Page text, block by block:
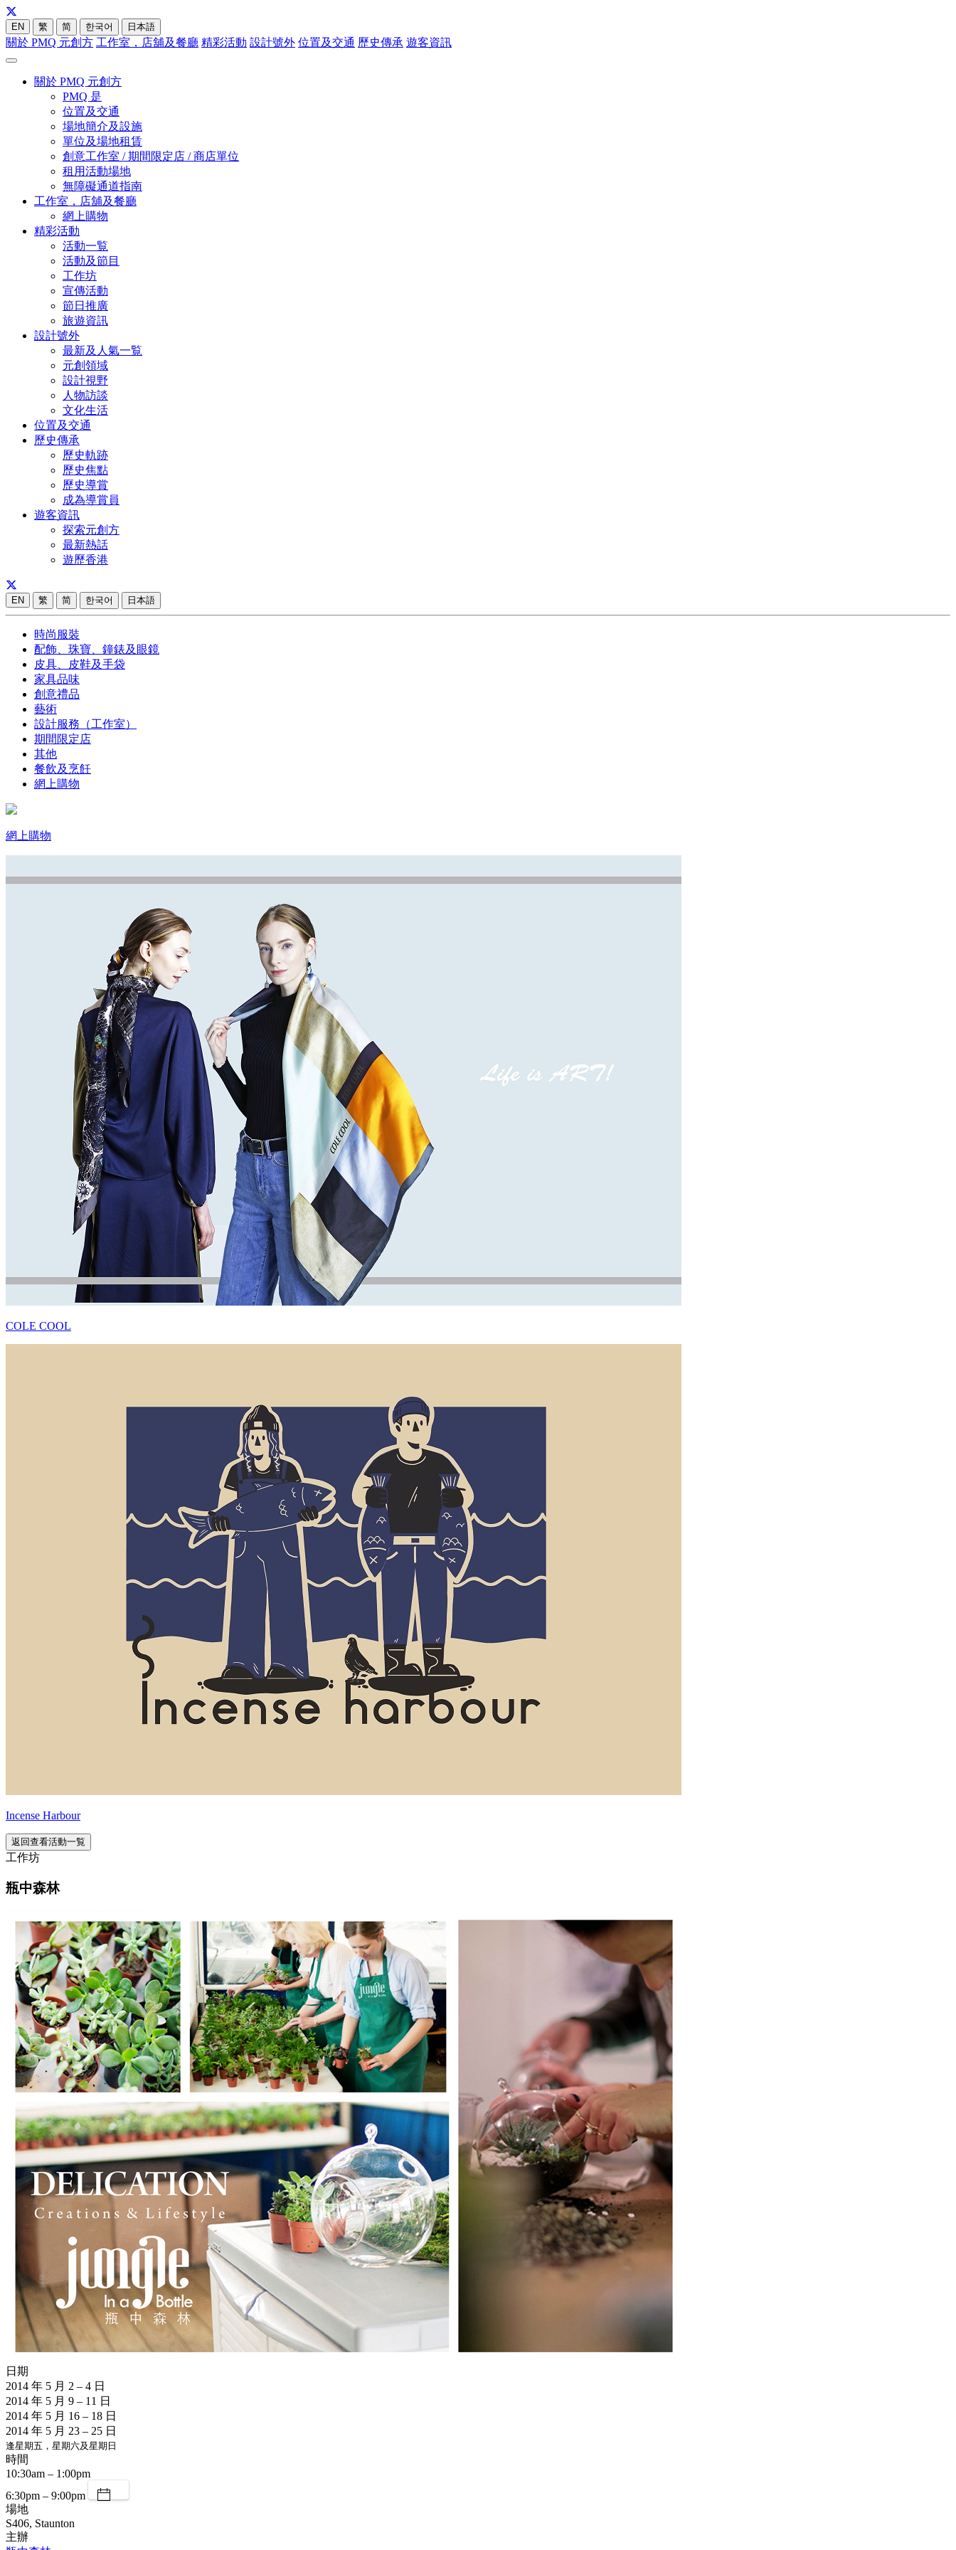
EN 繁 简 한국어 日本語
關於 PMQ 元創方 工作室，店舖及餐廳 精彩活動 設計號外 位置及交通 歷史傳承 遊客資訊
關於 PMQ 元創方
PMQ 是
位置及交通
場地簡介及設施
單位及場地租賃
創意工作室 / 期間限定店 / 商店單位
租用活動場地
無障礙通道指南
工作室，店舖及餐廳
網上購物
精彩活動
活動一覧
活動及節目
工作坊
宣傳活動
節日推廣
旅遊資訊
設計號外
最新及人氣一覧
元創領域
設計視野
人物訪談
文化生活
位置及交通
歷史傳承
歷史軌跡
歷史焦點
歷史導賞
成為導賞員
遊客資訊
探索元創方
最新熱話
遊歷香港
EN 繁 简 한국어 日本語
時尚服裝
配飾、珠寶、鐘錶及眼鏡
皮具、皮鞋及手袋
家具品味
創意禮品
藝術
設計服務（工作室）
期間限定店
其他
餐飲及烹飪
網上購物
網上購物
COLE COOL
Incense Harbour
返回查看活動一覧
工作坊
瓶中森林
日期
2014 年 5 月 2 – 4 日
2014 年 5 月 9 – 11 日
2014 年 5 月 16 – 18 日
2014 年 5 月 23 – 25 日
逢星期五，星期六及星期日
時間
10:30am – 1:00pm
6:30pm – 9:00pm
場地
S406, Staunton
主辦